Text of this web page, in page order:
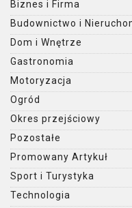
Biznes i Firma
Budownictwo i
Dom i Wnętrze
Gastronomia
Motoryzacja
Ogród
Okres przejściowy
Pozostałe
Promowany Artykuł
Sport i Turystyka
Technologia